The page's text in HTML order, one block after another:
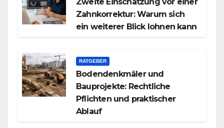
Zahnkorrektur: Warum sich
ein weiterer Blick lohnen kann
RATGEBER
Bodendenkmäler und
Bauprojekte: Rechtliche
Pflichten und praktischer
Ablauf